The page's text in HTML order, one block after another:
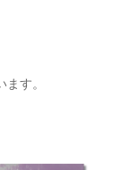
す。